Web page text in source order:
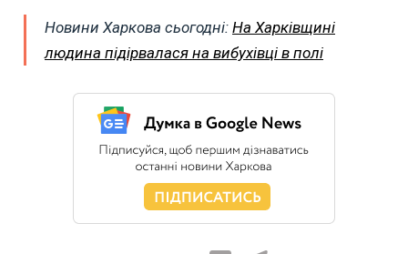
Новини Харкова сьогодні: На Харківщині
людина підірвалася на вибухівці в полі